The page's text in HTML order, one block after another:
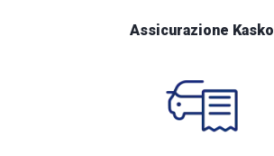
Assicurazione Kasko